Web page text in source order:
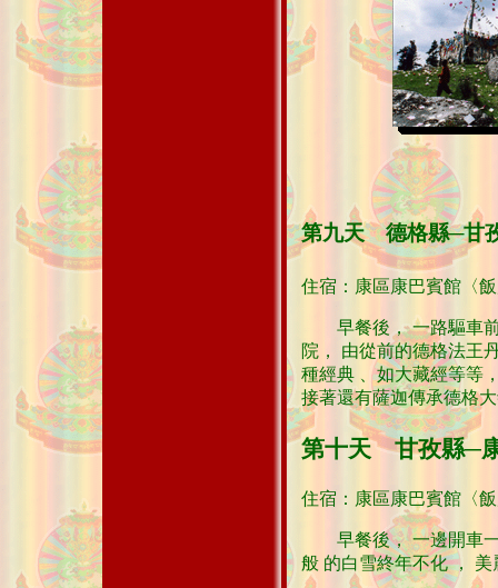
第九天 德格縣─甘
住宿：康區康巴賓館〈
早餐後， 一路驅車前
院， 由從前的德格法王
種經典 、如大藏經等等
接著還有薩迦傳承德格
第十天 甘孜縣─
住宿：康區康巴賓館〈
早餐後， 一邊開車一
般 的白雪終年不化 ，